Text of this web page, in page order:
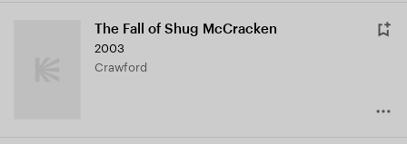
The Fall of Shug McCracken
2003
Crawford